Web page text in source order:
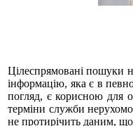
Цілеспрямовані пошуки
інформацію, яка є в
погляд, є корисною для
терміни служби
не протирічить даним,